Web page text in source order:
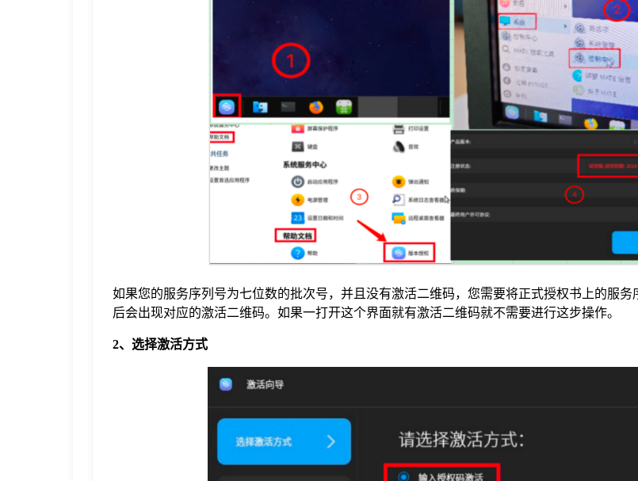
如果您的服务序列号为七位数的批次号，并且没有激活二维码，您需要将正式授权书上的服务
后会出现对应的激活二维码。如果一打开这个界面就有激活二维码就不需要进行这步操作。
2、选择激活方式